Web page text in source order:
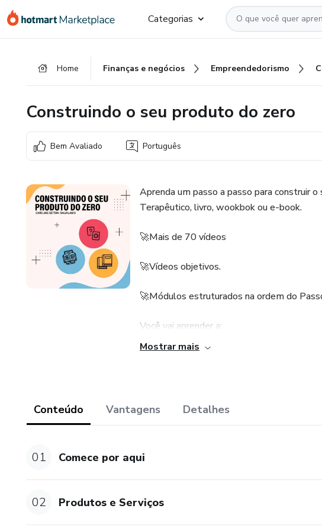
para
para
para
Categorias
Home Finanças e negócios Empreendedorismo
Construindo o seu produto do zero
Bem Avaliado Português
Aprenda um passo a passo para construir
Terapêutico, livro, wookbok ou e-book.
🚀Mais de 70 vídeos
🚀Vídeos objetivos.
🚀Módulos estruturados na ordem do
Você vai aprender a:
🧩Um passo a passo para uma boa escrita
deve negociar.
Mostrar mais
Conteúdo Vantagens Detalhes
01 Comece por aqui
02 Produtos e Serviços